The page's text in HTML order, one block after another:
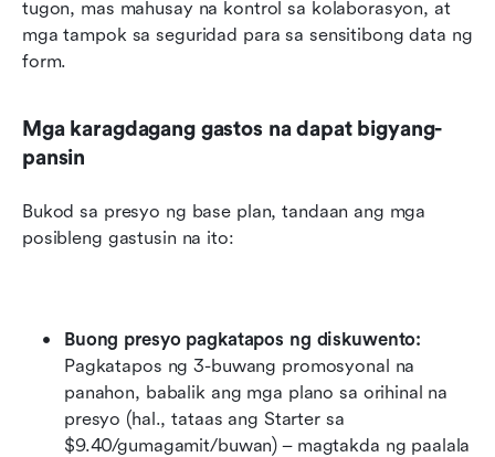
tugon, mas mahusay na kontrol sa kolaborasyon, at
mga tampok sa seguridad para sa sensitibong data ng
form.
Mga karagdagang gastos na dapat bigyang-
pansin
Bukod sa presyo ng base plan, tandaan ang mga
posibleng gastusin na ito:
Buong presyo pagkatapos ng diskuwento:
Pagkatapos ng 3-buwang promosyonal na
panahon, babalik ang mga plano sa orihinal na
presyo (hal., tataas ang Starter sa
$9.40/gumagamit/buwan) – magtakda ng paalala